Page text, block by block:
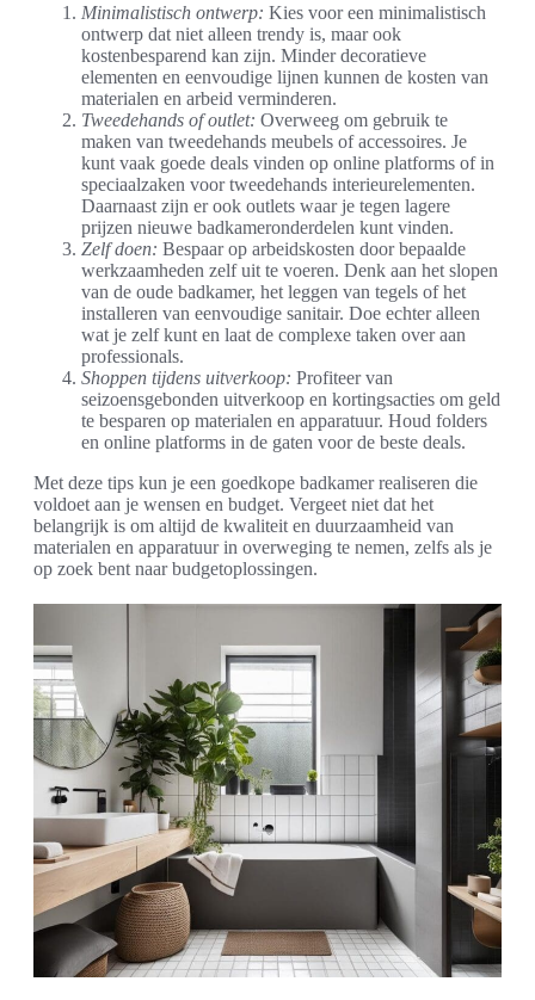
Minimalistisch ontwerp: Kies voor een minimalistisch
ontwerp dat niet alleen trendy is, maar ook
kostenbesparend kan zijn. Minder decoratieve
elementen en eenvoudige lijnen kunnen de kosten van
materialen en arbeid verminderen.
Tweedehands of outlet: Overweeg om gebruik te
maken van tweedehands meubels of accessoires. Je
kunt vaak goede deals vinden op online platforms of in
speciaalzaken voor tweedehands interieurelementen.
Daarnaast zijn er ook outlets waar je tegen lagere
prijzen nieuwe badkameronderdelen kunt vinden.
Zelf doen: Bespaar op arbeidskosten door bepaalde
werkzaamheden zelf uit te voeren. Denk aan het slopen
van de oude badkamer, het leggen van tegels of het
installeren van eenvoudige sanitair. Doe echter alleen
wat je zelf kunt en laat de complexe taken over aan
professionals.
Shoppen tijdens uitverkoop: Profiteer van
seizoensgebonden uitverkoop en kortingsacties om geld
te besparen op materialen en apparatuur. Houd folders
en online platforms in de gaten voor de beste deals.
Met deze tips kun je een goedkope badkamer realiseren die
voldoet aan je wensen en budget. Vergeet niet dat het
belangrijk is om altijd de kwaliteit en duurzaamheid van
materialen en apparatuur in overweging te nemen, zelfs als je
op zoek bent naar budgetoplossingen.